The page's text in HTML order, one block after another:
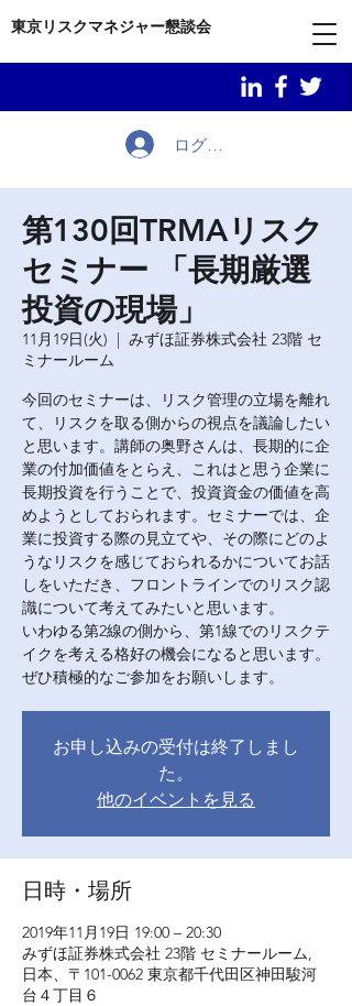
東京リスクマネジャー懇談会
ログイン
第130回TRMAリスク
セミナー 「長期厳選
投資の現場」
11月19日(火)
  |
みずほ証券株式会社 23階 セ
ミナールーム
今回のセミナーは、リスク管理の立場を離れ
て、リスクを取る側からの視点を議論したい
と思います。講師の奥野さんは、長期的に企
業の付加価値をとらえ、これはと思う企業に
長期投資を行うことで、投資資金の価値を高
めようとしておられます。セミナーでは、企
業に投資する際の見立てや、その際にどのよ
うなリスクを感じておられるかについてお話
しをいただき、フロントラインでのリスク認
識について考えてみたいと思います。
いわゆる第2線の側から、第1線でのリスクテ
イクを考える格好の機会になると思います。
ぜひ積極的なご参加をお願いします。
お申し込みの受付は終了しまし
た。
他のイベントを見る
日時・場所
2019年11月19日 19:00 – 20:30
みずほ証券株式会社 23階 セミナールーム,
日本、〒101-0062 東京都千代田区神田駿河
台４丁目６